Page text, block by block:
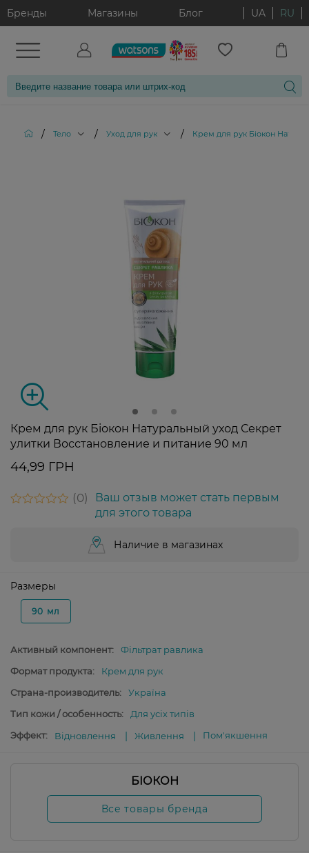
Бренды Магазины Блог UA RU
/ Тело / Уход для рук / Крем для рук Біокон
Крем для рук Біокон Натуральный уход Секрет
улитки Восстановление и питание 90 мл
44,99 ГРН
0
Ваш отзыв может стать первым
для этого товара
Наличие в магазинах
Размеры
90 мл
Активный компонент:
Фільтрат равлика
Формат продукта:
Крем для рук
Страна-производитель:
Україна
Тип кожи / особенность:
Для усіх типів
Эффект:
Відновлення Живлення Пом'якшення
БІОКОН
Все товары бренда